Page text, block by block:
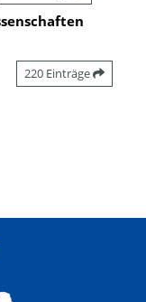
220 Einträge